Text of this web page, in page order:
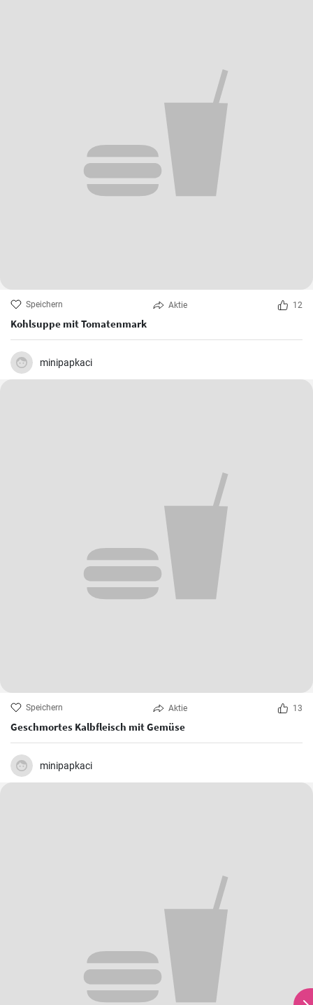
Speichern Aktie 12
Kohlsuppe mit Tomatenmark
minipapkaci
Speichern Aktie 13
Geschmortes Kalbfleisch mit Gemüse
minipapkaci